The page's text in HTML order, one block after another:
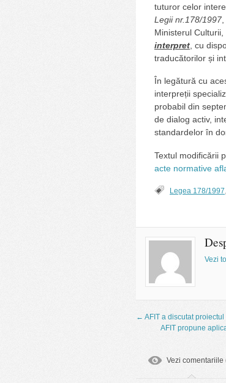
tuturor celor
Legii nr. 178/1997
Ministerul Culturii,
interpret , cu
traducătorilor și
În legătură cu
interpreții
probabil din
de dialog activ,
standardelor în
Textul modificării
acte normative
Legea 178/1997,
Vezi
← AFIT a discutat
AFIT propune
Vezi comentariile